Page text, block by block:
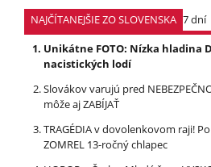
NAJČÍTANEJŠIE ZO SLOVENSKA 7 dní
Unikátne FOTO: Nízka hladina
nacistických lodí
Slovákov varujú pred
môže aj ZABÍJAŤ
TRAGÉDIA v dovolenkovom raji!
ZOMREL 13-ročný chlapec